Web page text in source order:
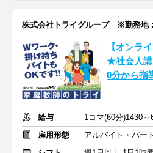
株式会社トライグループ ※勤務地
【オンラ
★社会人
0分から指
給与
1コマ(60分)1430～
雇用形態
アルバイト・パート